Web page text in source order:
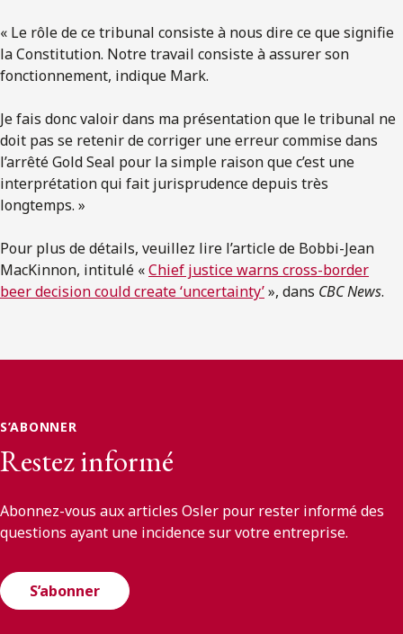
« Le rôle de ce tribunal consiste à nous dire ce que signifie
la Constitution. Notre travail consiste à assurer son
fonctionnement, indique Mark.
Je fais donc valoir dans ma présentation que le tribunal ne
doit pas se retenir de corriger une erreur commise dans
l’arrêté Gold Seal pour la simple raison que c’est une
interprétation qui fait jurisprudence depuis très
longtemps. »
Pour plus de détails, veuillez lire l’article de Bobbi-Jean
MacKinnon, intitulé «Chief justice warns cross-border
beer decision could create ‘uncertainty’», dans CBC News.
S’ABONNER
Restez informé
Abonnez-vous aux articles Osler pour rester informé des
questions ayant une incidence sur votre entreprise.
S’abonner